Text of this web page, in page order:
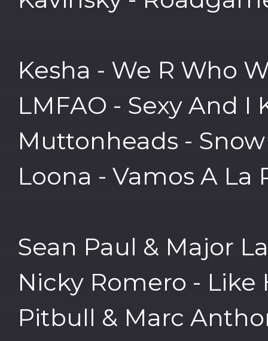
Kesha - We R Who
LMFAO - Sexy And I
Muttonheads -
Loona - Vamos A La
Sean Paul & Major
Nicky Romero - Like
Pitbull & Marc